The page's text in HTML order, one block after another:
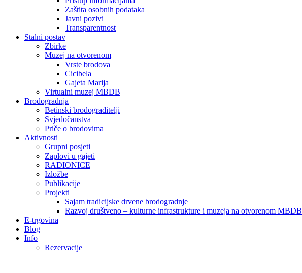
Zaštita osobnih podataka
Javni pozivi
Transparentnost
Stalni postav
Zbirke
Muzej na otvorenom
Vrste brodova
Cicibela
Gajeta Marija
Virtualni muzej MBDB
Brodogradnja
Betinski brodograditelji
Svjedočanstva
Priče o brodovima
Aktivnosti
Grupni posjeti
Zaplovi u gajeti
RADIONICE
Izložbe
Publikacije
Projekti
Sajam tradicijske drvene brodogradnje
Razvoj društveno – kulturne infrastrukture i muzeja na otvorenom MBDB
E-trgovina
Blog
Info
Rezervacije